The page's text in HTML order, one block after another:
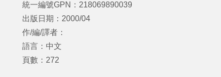
統一編號GPN：218069890039
出版日期：2000/04
作/編/譯者：
語言：中文
頁數：272